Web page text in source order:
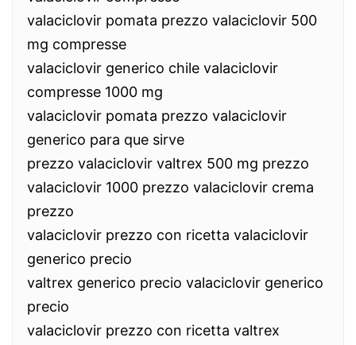
valaciclovir pomata prezzo valaciclovir 500
mg compresse
valaciclovir generico chile valaciclovir
compresse 1000 mg
valaciclovir pomata prezzo valaciclovir
generico para que sirve
prezzo valaciclovir valtrex 500 mg prezzo
valaciclovir 1000 prezzo valaciclovir crema
prezzo
valaciclovir prezzo con ricetta valaciclovir
generico precio
valtrex generico precio valaciclovir generico
precio
valaciclovir prezzo con ricetta valtrex